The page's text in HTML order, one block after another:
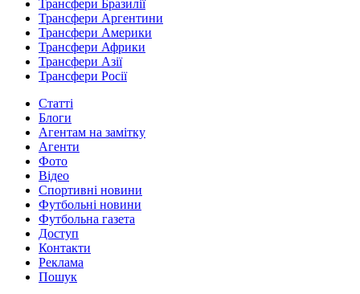
Трансфери Бразилії
Трансфери Аргентини
Трансфери Америки
Трансфери Африки
Трансфери Азії
Трансфери Росії
Статті
Блоги
Агентам на замітку
Агенти
Фото
Відео
Спортивні новини
Футбольні новини
Футбольна газета
Доступ
Контакти
Реклама
Пошук